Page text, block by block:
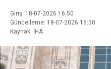
Giriş: 18-07-2026 16:50
Güncelleme: 18-07-2026 16:50
Kaynak: İHA